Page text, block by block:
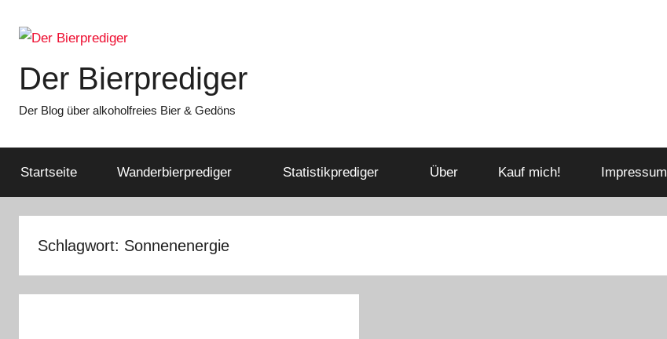
Inhalt
Der Bierprediger
Der Blog über alkoholfreies Bier & Gedöns
Startseite Wanderbierprediger Statistikprediger Über Kauf mich! Impressum
Schlagwort: Sonnenenergie